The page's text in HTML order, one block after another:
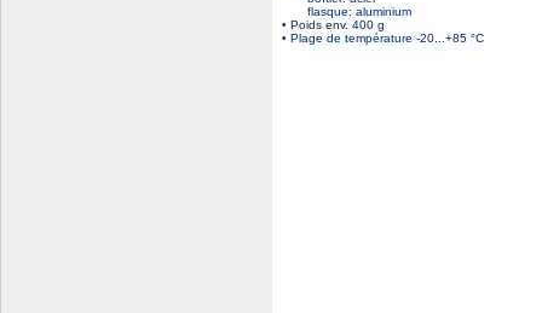
flasque: aluminium
• Poids env. 400 g
• Plage de température -20...+85 °C